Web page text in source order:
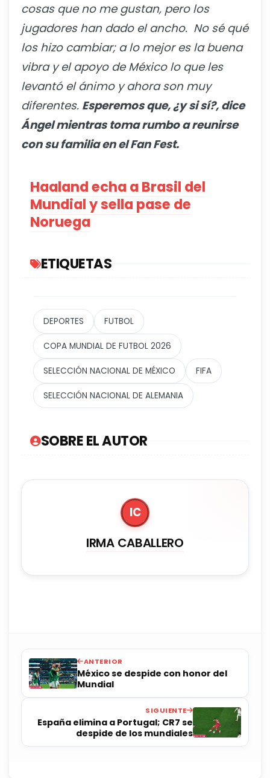
cosas que no me gustan, pero los
jugadores han dado el ancho. No sé qué
los hizo cambiar; a lo mejor es la buena
vibra y el apoyo de México lo que les
levantó el ánimo y ahora son muy
diferentes. Esperemos que, ¿y si sí?, dice
Ángel mientras toma rumbo a reunirse
con su familia en el Fan Fest.
Haaland echa a Brasil del
Mundial y sella pase de
Noruega
ETIQUETAS
DEPORTES FUTBOL
COPA MUNDIAL DE FUTBOL 2026
SELECCIÓN NACIONAL DE MÉXICO FIFA
SELECCIÓN NACIONAL DE ALEMANIA
SOBRE EL AUTOR
IC
IRMA CABALLERO
ANTERIOR
México se despide con honor del
Mundial
SIGUIENTE
España elimina a Portugal; CR7 se
despide de los mundiales